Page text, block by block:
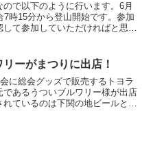
で以下のように行います。6月
時15分から登山開始です。参加
て参加していただければと思い
ーがまつりに出店！
に総会グッズで販売するトヨラ
あるうついブルワリー様が出店
ているのは下関の地ビールとし